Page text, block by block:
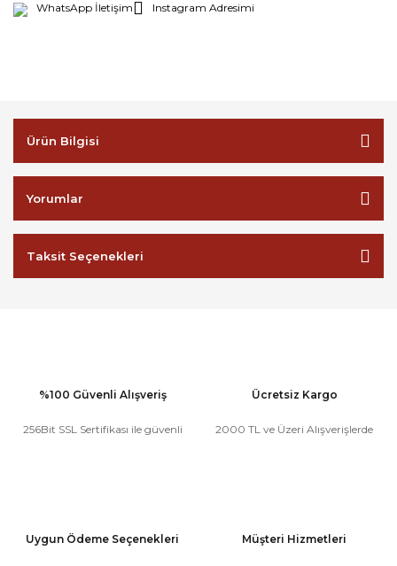
WhatsApp İletişim Instagram Adresimi
Ürün Bilgisi
Yorumlar
Taksit Seçenekleri
%100 Güvenli Alışveriş
256Bit SSL Sertifikası ile güvenli
Ücretsiz Kargo
2000 TL ve Üzeri Alışverişlerde
Uygun Ödeme Seçenekleri Müşteri Hizmetleri